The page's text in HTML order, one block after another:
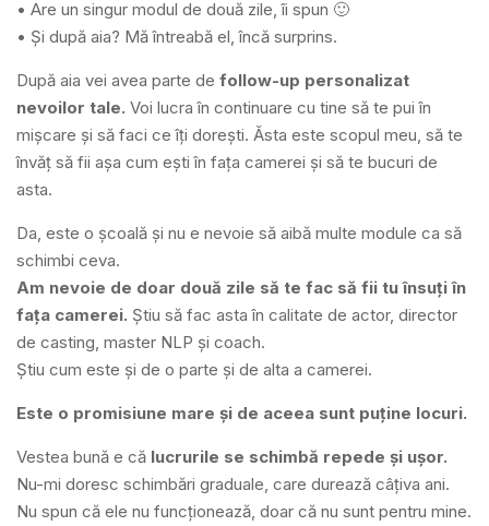
• Are un singur modul de două zile, îi spun 🙂
• Și după aia? Mă întreabă el, încă surprins.
După aia vei avea parte de follow-up personalizat
nevoilor tale. Voi lucra în continuare cu tine să te pui în
mișcare și să faci ce îți dorești. Ăsta este scopul meu, să te
învăț să fii așa cum ești în fața camerei și să te bucuri de
asta.
Da, este o școală și nu e nevoie să aibă multe module ca să
schimbi ceva.
Am nevoie de doar două zile să te fac să fii tu însuți în
fața camerei. Știu să fac asta în calitate de actor, director
de casting, master NLP și coach.
Știu cum este și de o parte și de alta a camerei.
Este o promisiune mare și de aceea sunt puține locuri.
Vestea bună e că lucrurile se schimbă repede și ușor.
Nu-mi doresc schimbări graduale, care durează câțiva ani.
Nu spun că ele nu funcționează, doar că nu sunt pentru mine.